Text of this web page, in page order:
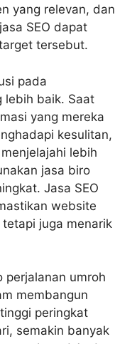
yang relevan, dan
SEO dapat
tersebut.
pada
lebih baik. Saat
yang mereka
kesulitan,
lebih
jasa biro
Jasa SEO
website
juga menarik
perjalanan umroh
membangun
peringkat
semakin banyak